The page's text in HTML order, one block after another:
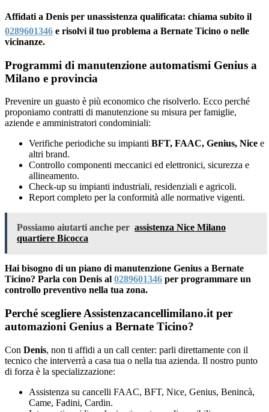
Affidati a Denis per unassistenza qualificata: chiama subito il
0289601346 e risolvi il tuo problema a Bernate Ticino o nelle
vicinanze.
Programmi di manutenzione automatismi Genius a
Milano e provincia
Prevenire un guasto è più economico che risolverlo. Ecco perché
proponiamo contratti di manutenzione su misura per famiglie,
aziende e amministratori condominiali:
Verifiche periodiche su impianti BFT, FAAC, Genius, Nice e
altri brand.
Controllo componenti meccanici ed elettronici, sicurezza e
allineamento.
Check-up su impianti industriali, residenziali e agricoli.
Report completo per la conformità alle normative vigenti.
Possiamo aiutarti anche per assistenza Nice Milano
quartiere Bicocca
Hai bisogno di un piano di manutenzione Genius a Bernate
Ticino? Parla con Denis al 0289601346 per programmare un
controllo preventivo nella tua zona.
Perché scegliere Assistenzacancellimilano.it per
automazioni Genius a Bernate Ticino?
Con Denis, non ti affidi a un call center: parli direttamente con il
tecnico che interverrà a casa tua o nella tua azienda. Il nostro punto
di forza è la specializzazione:
Assistenza su cancelli FAAC, BFT, Nice, Genius, Benincà,
Came, Fadini, Cardin.